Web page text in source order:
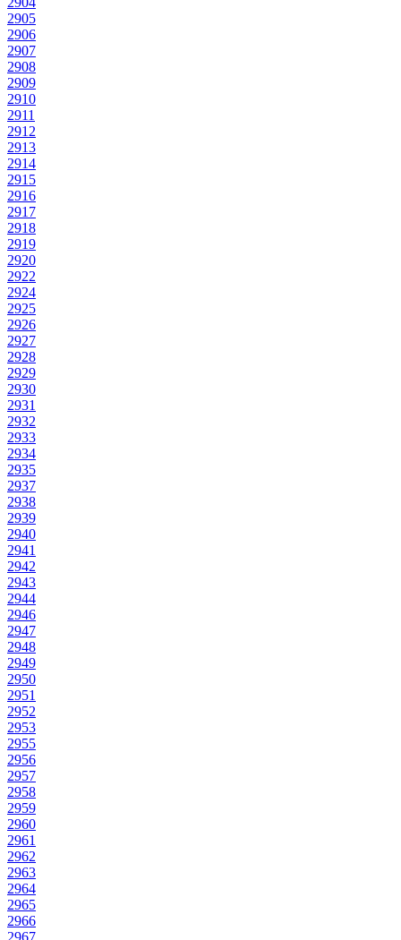
2905
2906
2907
2908
2909
2910
2911
2912
2913
2914
2915
2916
2917
2918
2919
2920
2922
2924
2925
2926
2927
2928
2929
2930
2931
2932
2933
2934
2935
2937
2938
2939
2940
2941
2942
2943
2944
2946
2947
2948
2949
2950
2951
2952
2953
2955
2956
2957
2958
2959
2960
2961
2962
2963
2964
2965
2966
2967